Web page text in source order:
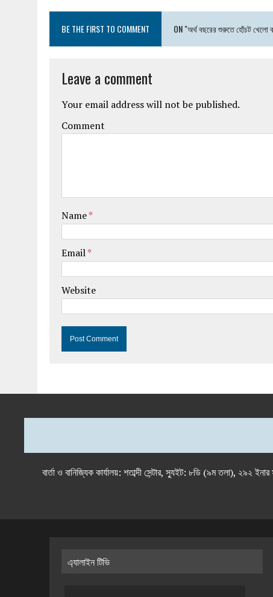
BE THE FIRST TO COMMENT ON "অর্থ বছরের শুরুতে হোঁচট খেলো
Leave a comment
Your email address will not be published.
Comment
Name*
Email*
Website
বার্তা ও বানিজ্যিক কার্যালয়: শতাব্দী সেন্টার, স্যুইট: ৮ডি (৯ম
এ্যালাইন টিভি